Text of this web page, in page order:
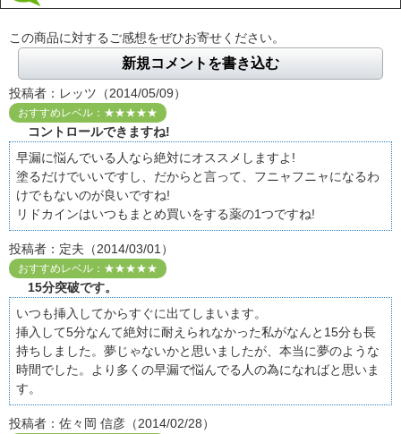
この商品に対するご感想をぜひお寄せください。
新規コメントを書き込む
投稿者：レッツ（2014/05/09）
おすすめレベル：★★★★★
コントロールできますね!
早漏に悩んでいる人なら絶対にオススメしますよ!
塗るだけでいいですし、だからと言って、フニャフニャになるわ
けでもないのが良いですね!
リドカインはいつもまとめ買いをする薬の1つですね!
投稿者：定夫（2014/03/01）
おすすめレベル：★★★★★
15分突破です。
いつも挿入してからすぐに出てしまいます。
挿入して5分なんて絶対に耐えられなかった私がなんと15分も長
持ちしました。夢じゃないかと思いましたが、本当に夢のような
時間でした。より多くの早漏で悩んでる人の為になればと思いま
す。
投稿者：佐々岡 信彦（2014/02/28）